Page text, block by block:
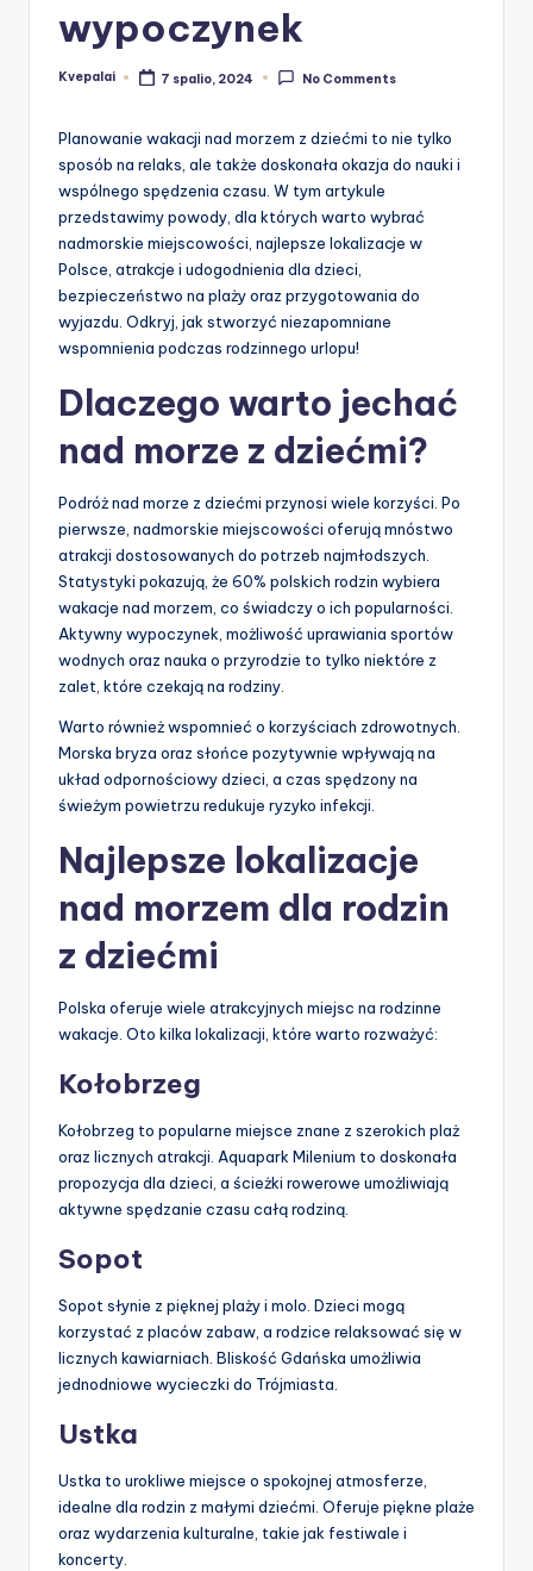
wypoczynek
Posted
Kvepalai 7 spalio, 2024 No Comments
Planowanie wakacji nad morzem z dziećmi to nie tylko
sposób na relaks, ale także doskonała okazja do nauki i
wspólnego spędzenia czasu. W tym artykule
przedstawimy powody, dla których warto wybrać
nadmorskie miejscowości, najlepsze lokalizacje w
Polsce, atrakcje i udogodnienia dla dzieci,
bezpieczeństwo na plaży oraz przygotowania do
wyjazdu. Odkryj, jak stworzyć niezapomniane
wspomnienia podczas rodzinnego urlopu!
Dlaczego warto jechać
nad morze z dziećmi?
Podróż nad morze z dziećmi przynosi wiele korzyści. Po
pierwsze, nadmorskie miejscowości oferują mnóstwo
atrakcji dostosowanych do potrzeb najmłodszych.
Statystyki pokazują, że 60% polskich rodzin wybiera
wakacje nad morzem, co świadczy o ich popularności.
Aktywny wypoczynek, możliwość uprawiania sportów
wodnych oraz nauka o przyrodzie to tylko niektóre z
zalet, które czekają na rodziny.
Warto również wspomnieć o korzyściach zdrowotnych.
Morska bryza oraz słońce pozytywnie wpływają na
układ odpornościowy dzieci, a czas spędzony na
świeżym powietrzu redukuje ryzyko infekcji.
Najlepsze lokalizacje
nad morzem dla rodzin
z dziećmi
Polska oferuje wiele atrakcyjnych miejsc na rodzinne
wakacje. Oto kilka lokalizacji, które warto rozważyć:
Kołobrzeg
Kołobrzeg to popularne miejsce znane z szerokich plaż
oraz licznych atrakcji. Aquapark Milenium to doskonała
propozycja dla dzieci, a ścieżki rowerowe umożliwiają
aktywne spędzanie czasu całą rodziną.
Sopot
Sopot słynie z pięknej plaży i molo. Dzieci mogą
korzystać z placów zabaw, a rodzice relaksować się w
licznych kawiarniach. Bliskość Gdańska umożliwia
jednodniowe wycieczki do Trójmiasta.
Ustka
Ustka to urokliwe miejsce o spokojnej atmosferze,
idealne dla rodzin z małymi dziećmi. Oferuje piękne plaże
oraz wydarzenia kulturalne, takie jak festiwale i
koncerty.